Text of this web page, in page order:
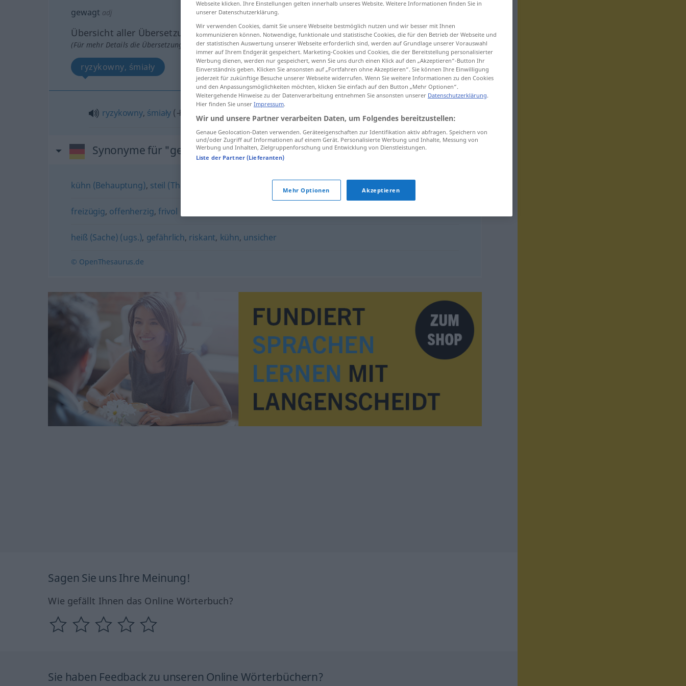
gewagt adj
Übersicht aller Übersetzungen
(Für mehr Details die Übersetzung anklicken/antippen)
ryzykowny, śmiały
ryzykowny, śmiały (-ło) gewagt
Synonyme für "gewagt"
kühn (Behauptung), steil (These)
freizügig, offenherzig, frivol
heiß (Sache) (ugs.), gefährlich, riskant, kühn, unsicher
© OpenThesaurus.de
Sagen Sie uns Ihre Meinung!
Wie gefällt Ihnen das Online Wörterbuch?
Sie haben Feedback zu unseren Online Wörterbüchern?
Webseite klicken. Ihre Einstellungen gelten innerhalb unseres Website. Weitere Informationen finden Sie in
unserer Datenschutzerklärung.
Wir verwenden Cookies, damit Sie unsere Webseite bestmöglich nutzen und wir besser mit Ihnen
kommunizieren können. Notwendige, funktionale und statistische Cookies, die für den Betrieb der Webseite und
der statistischen Auswertung unserer Webseite erforderlich sind, werden auf Grundlage unserer Vorauswahl
immer auf Ihrem Endgerät gespeichert. Marketing-Cookies und Cookies, die der Bereitstellung personalisierter
Werbung dienen, werden nur gespeichert, wenn Sie uns durch einen Klick auf den „Akzeptieren“-Button Ihr
Einverständnis geben. Klicken Sie ansonsten auf „Fortfahren ohne Akzeptieren“. Sie können Ihre Einwilligung
jederzeit für zukünftige Besuche unserer Webseite widerrufen. Wenn Sie weitere Informationen zu den Cookies
und den Anpassungsmöglichkeiten möchten, klicken Sie einfach auf den Button „Mehr Optionen“.
Weitergehende Hinweise zu der Datenverarbeitung entnehmen Sie ansonsten unserer Datenschutzerklärung.
Hier finden Sie unser Impressum.
Wir und unsere Partner verarbeiten Daten, um Folgendes bereitzustellen:
Genaue Geolocation-Daten verwenden. Geräteeigenschaften zur Identifikation aktiv abfragen. Speichern von
und/oder Zugriff auf Informationen auf einem Gerät. Personalisierte Werbung und Inhalte, Messung von
Werbung und Inhalten, Zielgruppenforschung und Entwicklung von Dienstleistungen.
Liste der Partner (Lieferanten)
Mehr Optionen Akzeptieren